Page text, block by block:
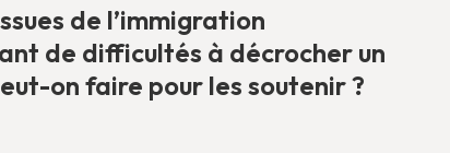
de l’immigration
de difficultés à décrocher un
on faire pour les soutenir ?